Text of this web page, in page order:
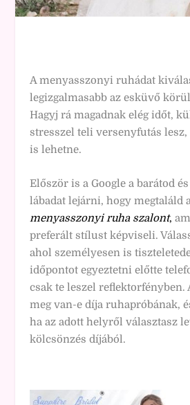
A menyasszonyi ruhádat
legizgalmasabb az esküvő
Hagyj rá magadnak elég időt,
stresszel teli versenyfutás
is lehetne.
Először is a Google a barátod
lábadat lejárni, hogy megtaláld
menyasszonyi ruha szalont,
preferált stílust képviseli.
ahol személyesen is
időpontot egyeztetni előtte
csak te leszel reflektorfényben.
meg van-e díja ruhapróbának,
ha az adott helyről választasz
kölcsönzés díjából.